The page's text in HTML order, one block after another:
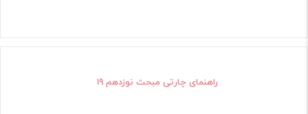
راهنمای چارتی مبحث نوزدهم 19